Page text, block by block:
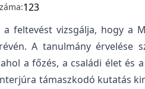
123
feltevést vizsgálja, hogy a
A tanulmány
a főzés, a családi élet és
támaszkodó kutatás